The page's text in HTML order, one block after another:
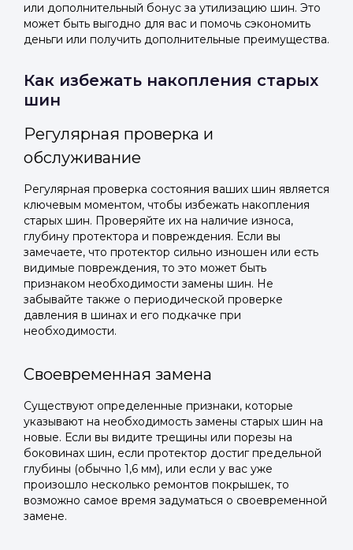
или дополнительный бонус за утилизацию шин. Это
может быть выгодно для вас и помочь сэкономить
деньги или получить дополнительные преимущества.
Как избежать накопления старых
шин
Регулярная проверка и
обслуживание
Регулярная проверка состояния ваших шин является
ключевым моментом, чтобы избежать накопления
старых шин. Проверяйте их на наличие износа,
глубину протектора и повреждения. Если вы
замечаете, что протектор сильно изношен или есть
видимые повреждения, то это может быть
признаком необходимости замены шин. Не
забывайте также о периодической проверке
давления в шинах и его подкачке при
необходимости.
Своевременная замена
Существуют определенные признаки, которые
указывают на необходимость замены старых шин на
новые. Если вы видите трещины или порезы на
боковинах шин, если протектор достиг предельной
глубины (обычно 1,6 мм), или если у вас уже
произошло несколько ремонтов покрышек, то
возможно самое время задуматься о своевременной
замене.